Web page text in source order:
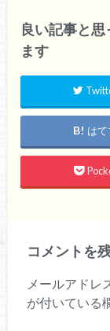
良い記事と
ます
はて
コメントを
メールアドレ
が付いている